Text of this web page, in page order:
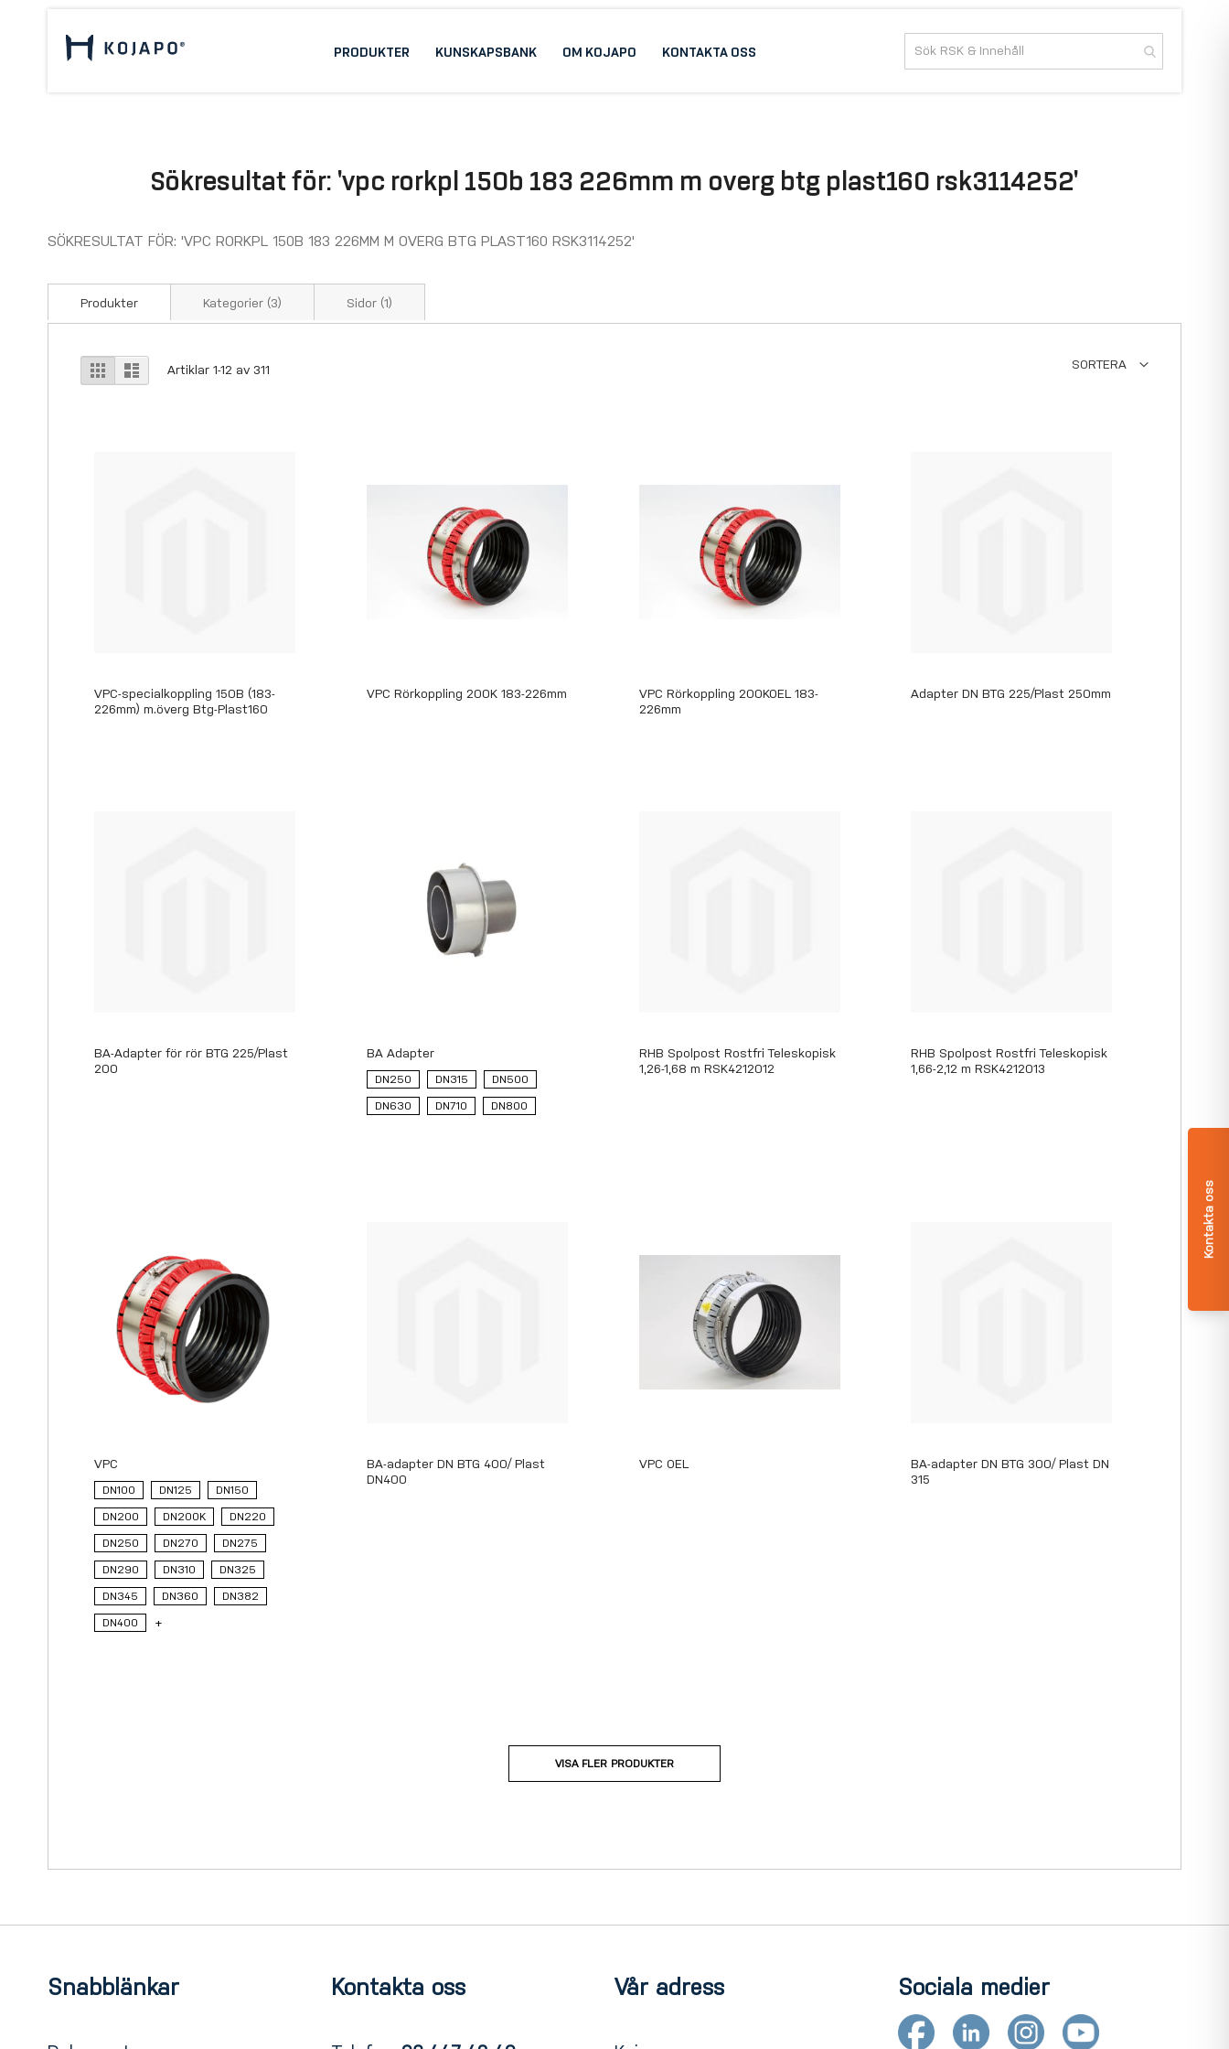
Kontakta oss
PRODUKTER KUNSKAPSBANK OM KOJAPO KONTAKTA OSS
Sökresultat för: 'vpc rorkpl 150b 183 226mm m overg btg plast160 rsk3114252'
SÖKRESULTAT FÖR: 'VPC RORKPL 150B 183 226MM M OVERG BTG PLAST160 RSK3114252'
Produkter Kategorier (3) Sidor (1)
View
as
Grid List Artiklar 1-12 av 311 SORTERA
VPC-specialkoppling 150B (183-
226mm) m.överg Btg-Plast160
VPC Rörkoppling 200K 183-226mm
VPC Rörkoppling 200KOEL 183-
226mm
Adapter DN BTG 225/Plast 250mm
BA-Adapter för rör BTG 225/Plast
200
BA Adapter
DN250 DN315 DN500
DN630 DN710 DN800
RHB Spolpost Rostfri Teleskopisk
1,26-1,68 m RSK4212012
RHB Spolpost Rostfri Teleskopisk
1,66-2,12 m RSK4212013
VPC
DN100 DN125 DN150
DN200 DN200K DN220
DN250 DN270 DN275
DN290 DN310 DN325
DN345 DN360 DN382
DN400 +
BA-adapter DN BTG 400/ Plast
DN400
VPC OEL
BA-adapter DN BTG 300/ Plast DN
315
VISA FLER PRODUKTER
Snabblänkar Kontakta oss Vår adress Sociala medier